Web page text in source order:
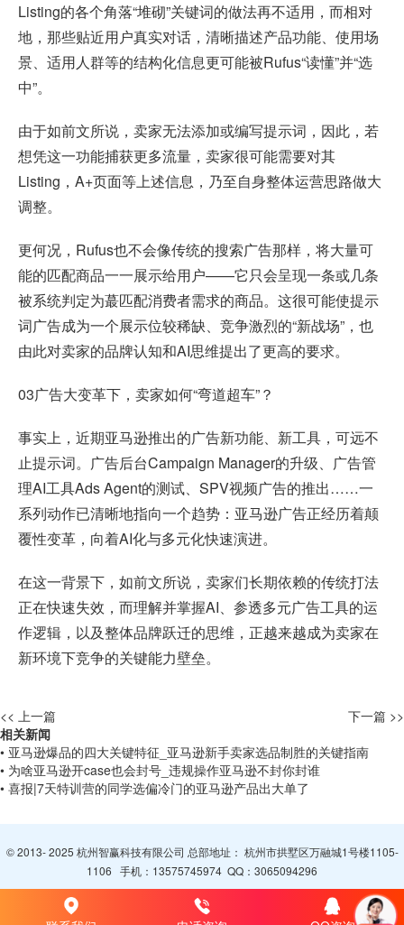
Listing的各个角落“堆砌”关键词的做法再不适用，而相对
地，那些贴近用户真实对话，清晰描述产品功能、使用场
景、适用人群等的结构化信息更可能被Rufus“读懂”并“选
中”。
由于如前文所说，卖家无法添加或编写提示词，因此，若
想凭这一功能捕获更多流量，卖家很可能需要对其
Listing，A+页面等上述信息，乃至自身整体运营思路做大
调整。
更何况，Rufus也不会像传统的搜索广告那样，将大量可
能的匹配商品一一展示给用户——它只会呈现一条或几条
被系统判定为蕞匹配消费者需求的商品。这很可能使提示
词广告成为一个展示位较稀缺、竞争激烈的“新战场”，也
由此对卖家的品牌认知和AI思维提出了更高的要求。
03广告大变革下，卖家如何“弯道超车”？
事实上，近期亚马逊推出的广告新功能、新工具，可远不
止提示词。广告后台Campaign Manager的升级、广告管
理AI工具Ads Agent的测试、SPV视频广告的推出……一
系列动作已清晰地指向一个趋势： 亚马逊广告正经历着颠
覆性变革，向着AI化与多元化快速演进。
在这一背景下，如前文所说，卖家们长期依赖的传统打法
正在快速失效，而理解并掌握AI、参透多元广告工具的运
作逻辑，以及整体品牌跃迁的思维，正越来越成为卖家在
新环境下竞争的关键能力壁垒。
<< 上一篇
下一篇 >>
相关新闻
• 亚马逊爆品的四大关键特征_亚马逊新手卖家选品制胜的关键指南
• 为啥亚马逊开case也会封号_违规操作亚马逊不封你封谁
• 喜报|7天特训营的同学选偏冷门的亚马逊产品出大单了
© 2013- 2025 杭州智赢科技有限公司 总部地址： 杭州市拱墅区万融城1号楼1105-
1106 手机： 13575745974 QQ： 3065094296